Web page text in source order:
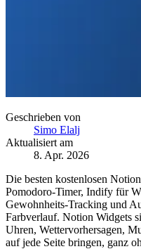
Geschrieben von
Simo Elalj
Aktualisiert am
8. Apr. 2026
Die besten kostenlosen
Pomodoro-Timer, Indify für
Gewohnheits-Tracking und
Farbverlauf. Notion Widgets
Uhren, Wettervorhersagen,
auf jede Seite bringen, ganz